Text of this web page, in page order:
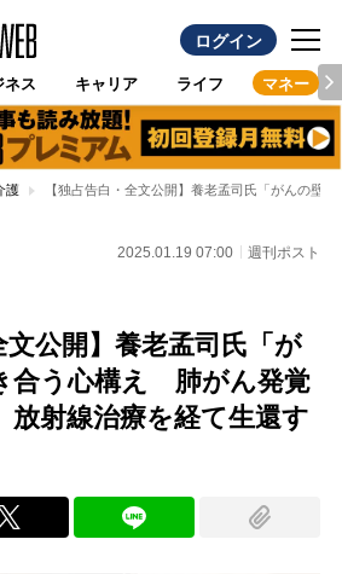
ログイン
ネス キャリア ライフ マネー
護 【独占告白・全文公開】養老孟司氏「がんの壁
2025.01.19 07:00 週刊ポスト
文公開】養老孟司氏「が
合う心構え 肺がん発覚
放射線治療を経て生還す